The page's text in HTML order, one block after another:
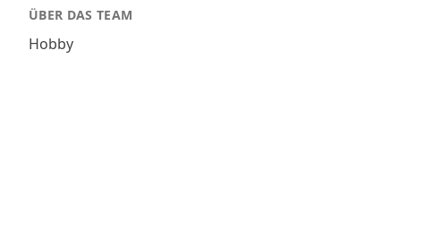
ÜBER DAS TEAM
Hobby